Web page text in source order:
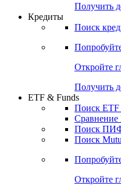
Получить
Кредиты
Поиск
Откройте
Получить
ETF & Funds
Поиск ETF
Сравнение
Поиск
Поиск
Откройте